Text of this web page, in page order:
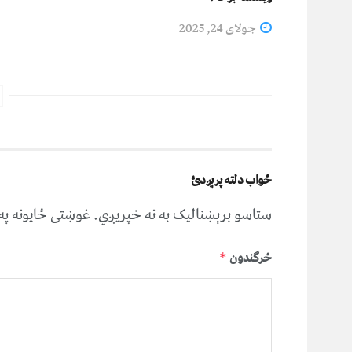
جولای 24, 2025
ځواب دلته پرېږدئ
ستاسو برېښناليک به نه خپريږي.غوښتى ځایونه
څرگندون *